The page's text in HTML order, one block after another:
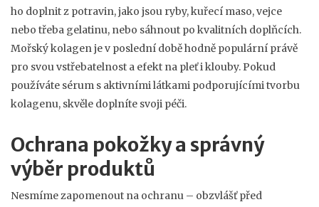
ho doplnit z potravin, jako jsou ryby, kuřecí maso, vejce
nebo třeba gelatinu, nebo sáhnout po kvalitních doplňcích.
Mořský kolagen je v poslední době hodně populární právě
pro svou vstřebatelnost a efekt na pleť i klouby. Pokud
používáte sérum s aktivními látkami podporujícími tvorbu
kolagenu, skvěle doplníte svoji péči.
Ochrana pokožky a správný
výběr produktů
Nesmíme zapomenout na ochranu – obzvlášť před